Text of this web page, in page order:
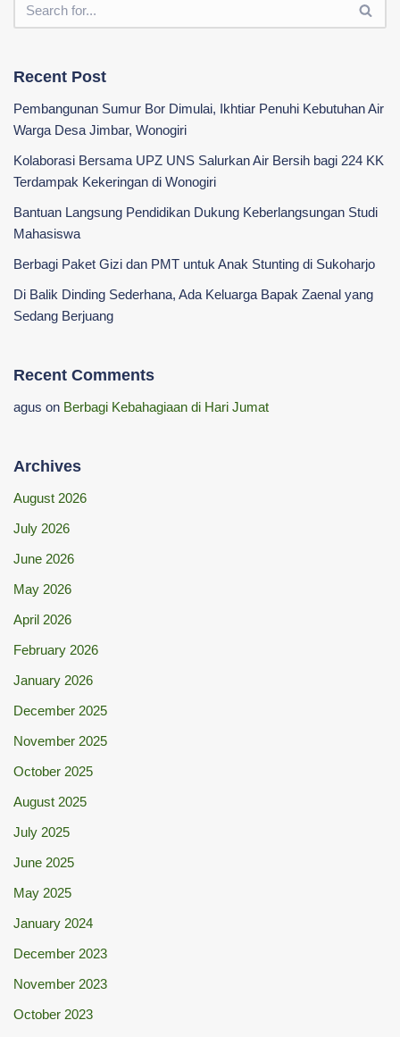
Recent Post
Pembangunan Sumur Bor Dimulai, Ikhtiar Penuhi Kebutuhan Air
Warga Desa Jimbar, Wonogiri
Kolaborasi Bersama UPZ UNS Salurkan Air Bersih bagi 224 KK
Terdampak Kekeringan di Wonogiri
‎Bantuan Langsung Pendidikan Dukung Keberlangsungan Studi
Mahasiswa ‎
Berbagi Paket Gizi dan PMT untuk Anak Stunting di Sukoharjo
Di Balik Dinding Sederhana, Ada Keluarga Bapak Zaenal yang
Sedang Berjuang
Recent Comments
agus on Berbagi Kebahagiaan di Hari Jumat
Archives
August 2026
July 2026
June 2026
May 2026
April 2026
February 2026
January 2026
December 2025
November 2025
October 2025
August 2025
July 2025
June 2025
May 2025
January 2024
December 2023
November 2023
October 2023